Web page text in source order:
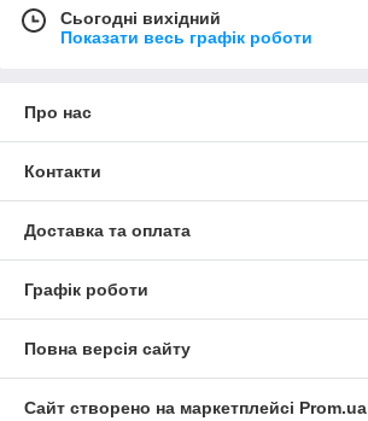
Сьогодні вихідний
Показати весь графік роботи
Про нас
Контакти
Доставка та оплата
Графік роботи
Повна версія сайту
Сайт створено на маркетплейсі Prom.ua